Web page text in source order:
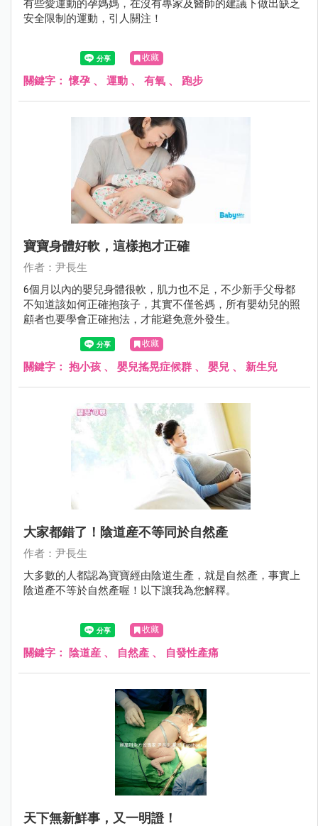
有些愛運動的孕媽媽，在沒有專家及醫師的建議下做出缺乏
安全限制的運動，引人關注！
收藏
關鍵字：懷孕 、 運動 、 有氧 、 跑步
寶寶身體好軟，這樣抱才正確
作者：尹長生
6個月以內的嬰兒身體很軟，肌力也不足，不少新手父母都
不知道該如何正確抱孩子，其實不僅爸媽，所有嬰幼兒的照
顧者也要學會正確抱法，才能避免意外發生。
收藏
關鍵字： 抱小孩 、 嬰兒搖晃症候群 、 嬰兒 、 新生兒
大家都錯了！陰道産不等同於自然產
作者：尹長生
大多數的人都認為寶寶經由陰道生產，就是自然產，事實上
陰道產不等於自然產喔！以下讓我為您解釋。
收藏
關鍵字： 陰道産 、 自然產 、 自發性產痛
天下無新鮮事，又一明證！